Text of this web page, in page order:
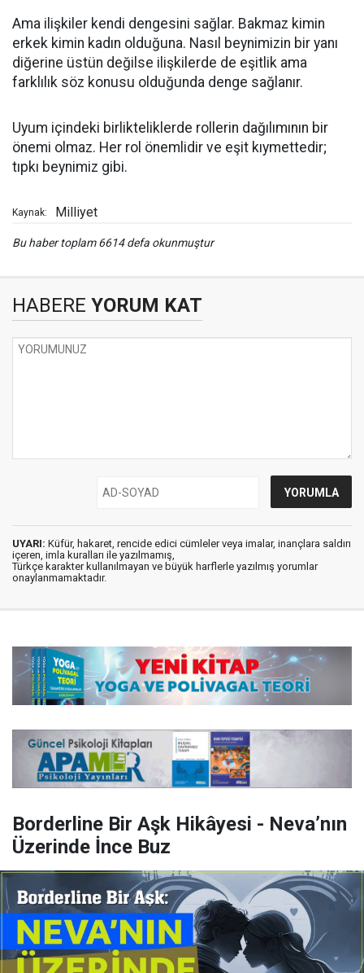
Ama ilişkiler kendi dengesini sağlar. Bakmaz kimin
erkek kimin kadın olduğuna. Nasıl beynimizin bir yanı
diğerine üstün değilse ilişkilerde de eşitlik ama
farklılık söz konusu olduğunda denge sağlanır.
Uyum içindeki birlikteliklerde rollerin dağılımının bir
önemi olmaz. Her rol önemlidir ve eşit kıymettedir;
tıpkı beynimiz gibi.
Kaynak: Milliyet
Bu haber toplam 6614 defa okunmuştur
HABERE YORUM KAT
UYARI: Küfür, hakaret, rencide edici cümleler veya imalar, inançlara saldırı
içeren, imla kuralları ile yazılmamış,
Türkçe karakter kullanılmayan ve büyük harflerle yazılmış yorumlar
onaylanmamaktadır.
Borderline Bir Aşk Hikâyesi - Neva’nın
Üzerinde İnce Buz